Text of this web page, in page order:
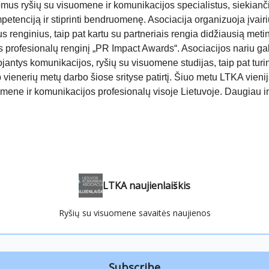
ryšių su visuomene ir komunikacijos specialistus,
ir stiprinti bendruomenę. Asociacija organizuoja
renginius, taip pat kartu su partneriais rengia didžiausią
profesionalų renginį „PR Impact Awards“. Asociacijos nariu
komunikacijos, ryšių su visuomene studijas, taip pat
vienerių metų darbo šiose srityse patirtį. Šiuo metu LTKA
ir komunikacijos profesionalų visoje Lietuvoje. Daugiau
LTKA naujienlaiškis
Ryšių su visuomene savaitės naujienos